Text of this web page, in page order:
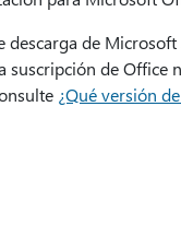
de
de Office
¿Qué versión